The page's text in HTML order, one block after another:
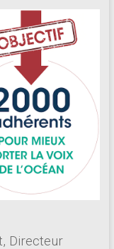
Directeur